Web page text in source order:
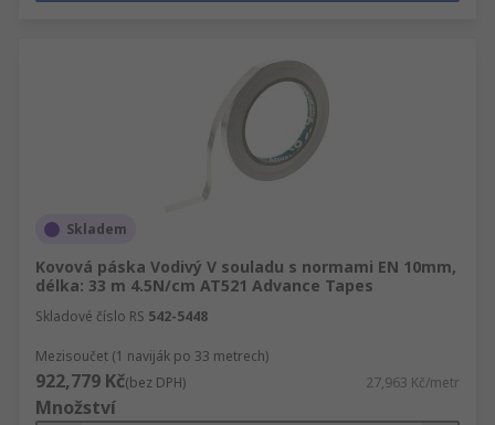
Skladem
Kovová páska Vodivý V souladu s normami EN 10mm,
délka: 33 m 4.5N/cm AT521 Advance Tapes
Skladové číslo RS 542-5448
Mezisoučet (1 naviják po 33 metrech)
922,779 Kč(bez DPH) 27,963 Kč/metr
Množství